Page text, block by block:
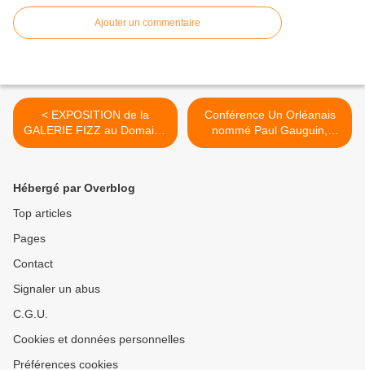
Ajouter un commentaire
< EXPOSITION de la
GALERIE FIZZ au Domaine
De La Tresorerie St Pryvé
15 au 24 septembre 2023
Conférence Un Orléanais
nommé Paul Gauguin,
enfant de Saint-Marceau
Hébergé par Overblog
Top articles
Pages
Contact
Signaler un abus
C.G.U.
Cookies et données personnelles
Préférences cookies